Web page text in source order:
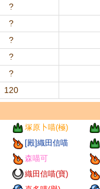
?
?
?
?
?
120
塚原卜喵(極)
[殿]織田信喵
森喵可
織田信喵(寶)